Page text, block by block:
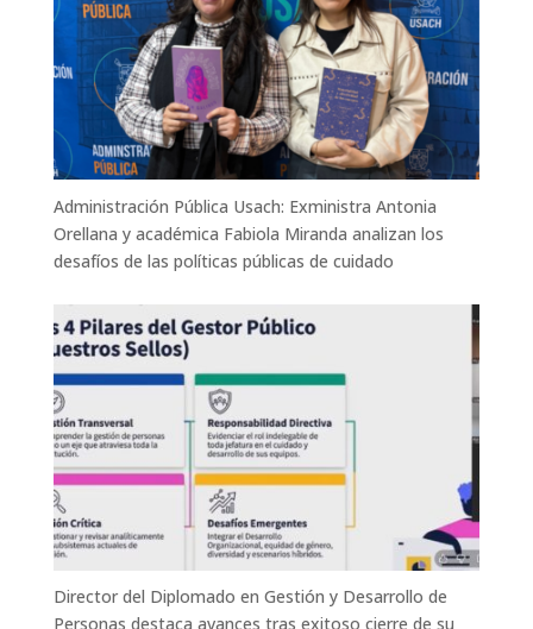
Administración Pública Usach: Exministra Antonia
Orellana y académica Fabiola Miranda analizan los
desafíos de las políticas públicas de cuidado
Director del Diplomado en Gestión y Desarrollo de
Personas destaca avances tras exitoso cierre de su